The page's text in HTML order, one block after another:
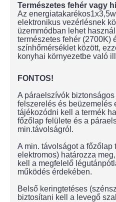
Természetes fehér vagy
Az energiatakarékos
elektronikus vezérlésnek
üzemmódban lehet
természetes fehér (2700K)
színhőmérséklet között,
konyhai környezetbe való
FONTOS!
A páraelszívók
felszerelés és beüzemelés
tájékozódni kell a termék
főzőlap felülete és a
min.távolságról.
A min. távolságot a főzőlap
elektromos) határozza
kell a megfelelő
működés érdekében.
Belső keringtetéses
biztosítani kell a levegő